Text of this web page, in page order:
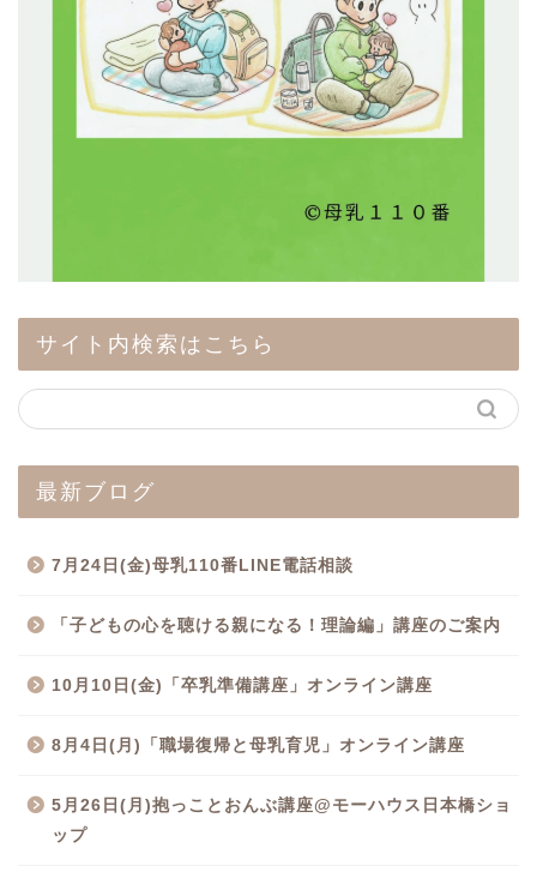
サイト内検索はこちら
最新ブログ
7月24日(金)母乳110番LINE電話相談
「子どもの心を聴ける親になる！理論編」講座のご案内
10月10日(金)「卒乳準備講座」オンライン講座
8月4日(月)「職場復帰と母乳育児」オンライン講座
5月26日(月)抱っことおんぶ講座@モーハウス日本橋ショ
ップ